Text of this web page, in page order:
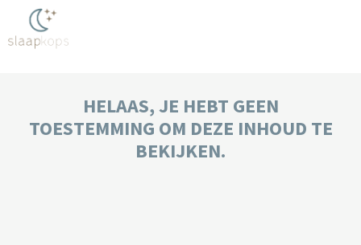
HELAAS, JE HEBT GEEN
TOESTEMMING OM DEZE INHOUD TE
BEKIJKEN.